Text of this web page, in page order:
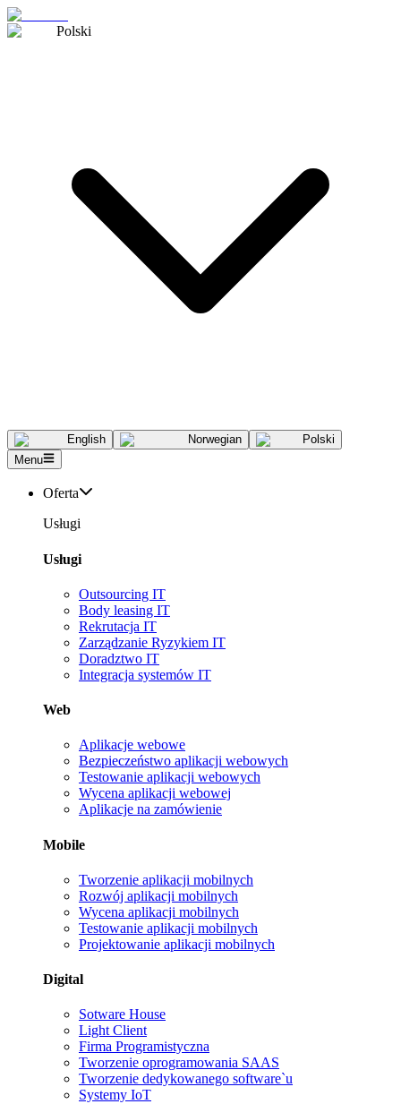
Polski
English Norwegian
Polski
Menu
Oferta
Usługi
Usługi
Outsourcing IT
Body leasing IT
Rekrutacja IT
Zarządzanie Ryzykiem IT
Doradztwo IT
Integracja systemów IT
Web
Aplikacje webowe
Bezpieczeństwo aplikacji webowych
Testowanie aplikacji webowych
Wycena aplikacji webowej
Aplikacje na zamówienie
Mobile
Tworzenie aplikacji mobilnych
Rozwój aplikacji mobilnych
Wycena aplikacji mobilnych
Testowanie aplikacji mobilnych
Projektowanie aplikacji mobilnych
Digital
Sotware House
Light Client
Firma Programistyczna
Tworzenie oprogramowania SAAS
Tworzenie dedykowanego software`u
Systemy IoT